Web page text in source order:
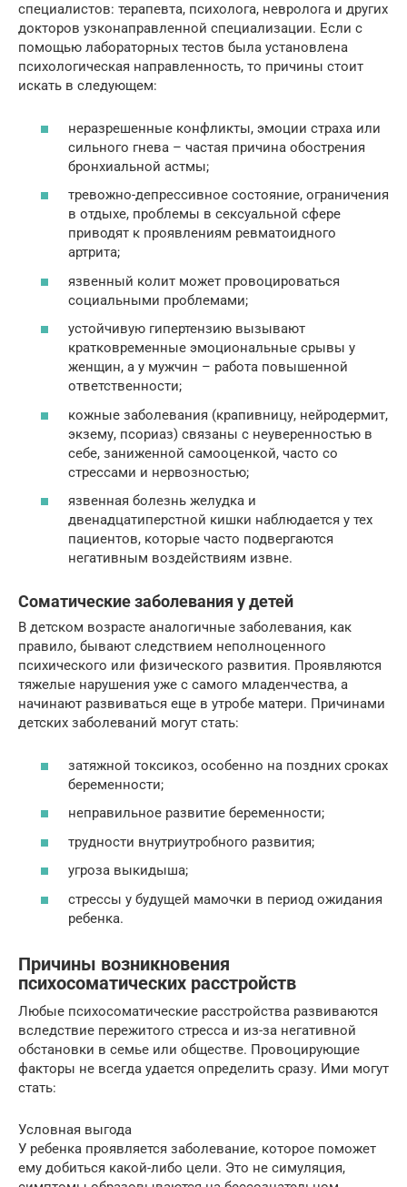
специалистов: терапевта, психолога, невролога и других
докторов узконаправленной специализации. Если с
помощью лабораторных тестов была установлена
психологическая направленность, то причины стоит
искать в следующем:
неразрешенные конфликты, эмоции страха или
сильного гнева – частая причина обострения
бронхиальной астмы;
тревожно-депрессивное состояние, ограничения
в отдыхе, проблемы в сексуальной сфере
приводят к проявлениям ревматоидного
артрита;
язвенный колит может провоцироваться
социальными проблемами;
устойчивую гипертензию вызывают
кратковременные эмоциональные срывы у
женщин, а у мужчин – работа повышенной
ответственности;
кожные заболевания (крапивницу, нейродермит,
экзему, псориаз) связаны с неуверенностью в
себе, заниженной самооценкой, часто со
стрессами и нервозностью;
язвенная болезнь желудка и
двенадцатиперстной кишки наблюдается у тех
пациентов, которые часто подвергаются
негативным воздействиям извне.
Соматические заболевания у детей
В детском возрасте аналогичные заболевания, как
правило, бывают следствием неполноценного
психического или физического развития. Проявляются
тяжелые нарушения уже с самого младенчества, а
начинают развиваться еще в утробе матери. Причинами
детских заболеваний могут стать:
затяжной токсикоз, особенно на поздних сроках
беременности;
неправильное развитие беременности;
трудности внутриутробного развития;
угроза выкидыша;
стрессы у будущей мамочки в период ожидания
ребенка.
Причины возникновения
психосоматических расстройств
Любые психосоматические расстройства развиваются
вследствие пережитого стресса и из-за негативной
обстановки в семье или обществе. Провоцирующие
факторы не всегда удается определить сразу. Ими могут
стать:
Условная выгода
У ребенка проявляется заболевание, которое поможет
ему добиться какой-либо цели. Это не симуляция,